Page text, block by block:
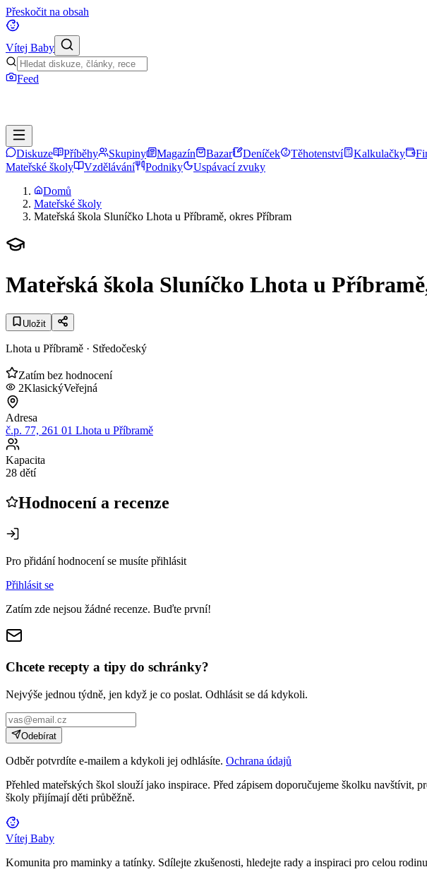
Přeskočit na obsah
Vítej Baby
Feed
Diskuze Příběhy Skupiny Magazín Bazar Deníček Těhotenství Kalkulačky
Mateřské školy
Vzdělávání Podniky
Uspávací zvuky
Domů
Mateřské školy
Mateřská škola Sluníčko Lhota u Příbramě, okres Příbram
Mateřská škola Sluníčko Lhota u
Uložit
Lhota u Příbramě · Středočeský
Zatím bez hodnocení
2KlasickýVeřejná
Adresa
č.p. 77, 261 01 Lhota u Příbramě
Kapacita
28 dětí
Hodnocení a recenze
Pro přidání hodnocení se musíte přihlásit
Přihlásit se
Zatím zde nejsou žádné recenze. Buďte první!
Chcete recepty a tipy do schránky?
Nejvýše jednou týdně, jen když je co poslat. Odhlásit se dá kdykoli.
Odebírat
Odběr potvrdíte e-mailem a kdykoli jej odhlásíte. Ochrana údajů
Přehled mateřských škol slouží jako inspirace. Před zápisem doporučujeme školku navštívit,
školy přijímají děti průběžně.
Vítej Baby
Komunita pro maminky a tatínky. Sdílejte zkušenosti, hledejte rady a inspiraci pro celou